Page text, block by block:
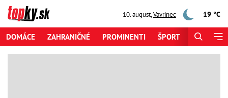
10. august,Vavrinec 19 °C
DOMÁCE ZAHRANIČNÉ PROMINENTI ŠPORT